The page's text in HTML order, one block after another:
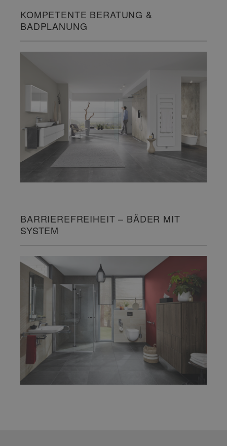
KOMPETENTE BERATUNG &
BADPLANUNG
BARRIEREFREIHEIT – BÄDER MIT
SYSTEM